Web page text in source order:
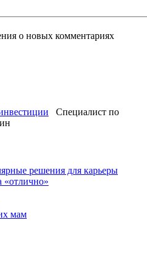
о новых комментариях
Специалист по
решения для карьеры
«отлично»
мам